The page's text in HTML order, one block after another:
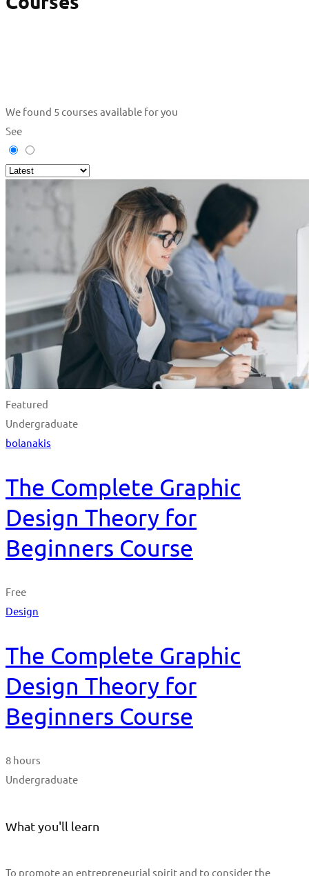
We found 5courses available for you
See
Featured
Undergraduate
bolanakis
The Complete Graphic
Design Theory for
Beginners Course
Free
Design
The Complete Graphic
Design Theory for
Beginners Course
8 hours
Undergraduate
What you'll learn
To promote an entrepreneurial spirit and to consider the